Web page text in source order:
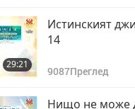
29:21
Истинският
14
9087Преглед
Нищо не може